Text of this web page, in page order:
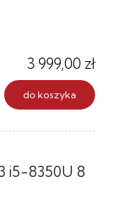
3 999,00 zł
do koszyka
i5-8350U 8